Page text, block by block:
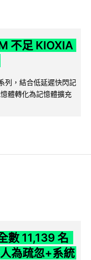
不足 KIOXIA
列，結合低延遲快閃記
體轉化為記憶體擴充
數 11,139 名
為疏忽+系統